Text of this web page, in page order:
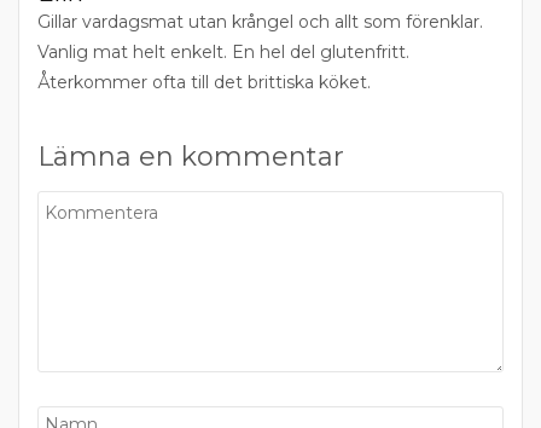
Gillar vardagsmat utan krångel och allt som förenklar.
Vanlig mat helt enkelt. En hel del glutenfritt.
Återkommer ofta till det brittiska köket.
Lämna en kommentar